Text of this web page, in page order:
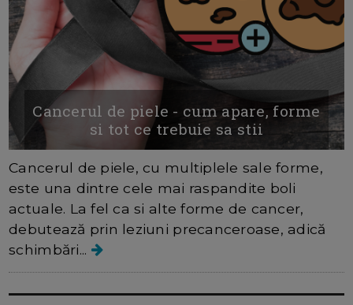
Cancerul de piele - cum apare, forme
si tot ce trebuie sa stii
Cancerul de piele, cu multiplele sale forme,
este una dintre cele mai raspandite boli
actuale. La fel ca si alte forme de cancer,
debutează prin leziuni precanceroase, adică
schimbări...